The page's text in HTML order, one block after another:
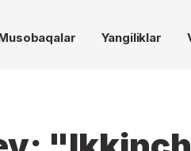
Yangiliklar